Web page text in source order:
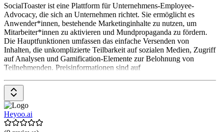
SocialToaster ist eine Plattform für Unternehmens-Employee-
Advocacy, die sich an Unternehmen richtet. Sie ermöglicht es
Anwender*innen, bestehende Marketinginhalte zu nutzen, um
Mitarbeiter*innen zu aktivieren und Mundpropaganda zu fördern.
Die Hauptfunktionen umfassen das einfache Versenden von
Inhalten, die unkomplizierte Teilbarkeit auf sozialen Medien, Zugriff
auf Analysen und Gamification-Elemente zur Belohnung von
Teilnehmenden. Preisinformationen sind auf
Heyoo.ai